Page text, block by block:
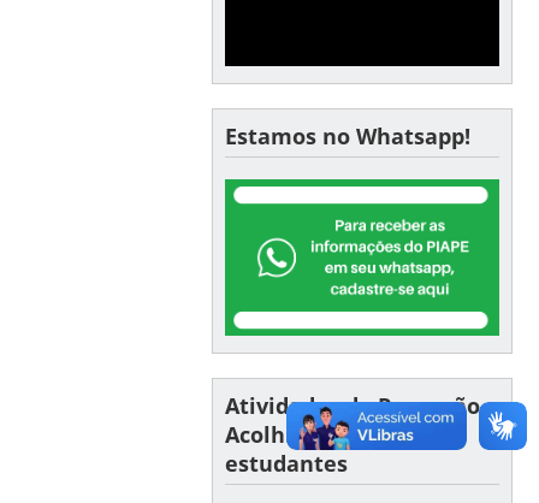
Estamos no Whatsapp!
Atividades de Recepção e
Acolhimento a
estudantes